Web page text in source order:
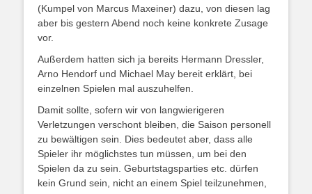
(Kumpel von Marcus Maxeiner) dazu, von diesen lag
aber bis gestern Abend noch keine konkrete Zusage
vor.
Außerdem hatten sich ja bereits Hermann Dressler,
Arno Hendorf und Michael May bereit erklärt, bei
einzelnen Spielen mal auszuhelfen.
Damit sollte, sofern wir von langwierigeren
Verletzungen verschont bleiben, die Saison personell
zu bewältigen sein. Dies bedeutet aber, dass alle
Spieler ihr möglichstes tun müssen, um bei den
Spielen da zu sein. Geburtstagsparties etc. dürfen
kein Grund sein, nicht an einem Spiel teilzunehmen,